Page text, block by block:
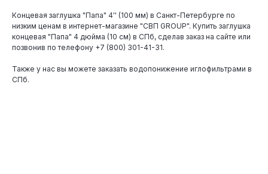
Концевая заглушка "Папа" 4'' (100 мм) в Санкт-Петербурге по
низким ценам в интернет-магазине "СВП GROUP". Купить заглушка
концевая "Папа" 4 дюйма (10 см) в СПб, сделав заказ на сайте или
позвонив по телефону +7 (800) 301-41-31.
Также у нас вы можете заказать водопонижение иглофильтрами в
СПб.